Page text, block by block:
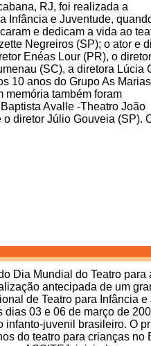
RJ, foi realizada a
Infância e Juventude,
e dedicam a vida ao
Negreiros (SP); o ator e
Enéas Lour (PR), o diretor
(SC), a diretora Lúcia
10 anos do Grupo As
memória também foram
Avalle -Theatro João
diretor Júlio Gouveia (SP).
Dia Mundial do Teatro
antecipada de um
de Teatro para Infância
dias 03 e 06 de março de
infanto-juvenil brasileiro. O
do teatro para crianças no